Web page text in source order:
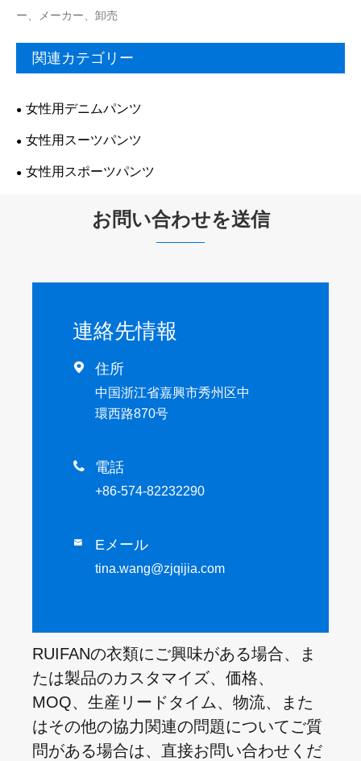
ー、メーカー、卸売
関連カテゴリー
女性用デニムパンツ
女性用スーツパンツ
女性用スポーツパンツ
お問い合わせを送信
連絡先情報
 住所
中国浙江省嘉興市秀州区中
環西路870号
 電話
+86-574-82232290
 Eメール
tina.wang@zjqijia.com
RUIFANの衣類にご興味がある場合、ま
たは製品のカスタマイズ、価格、
MOQ、生産リードタイム、物流、また
はその他の協力関連の問題についてご質
問がある場合は、直接お問い合わせくだ